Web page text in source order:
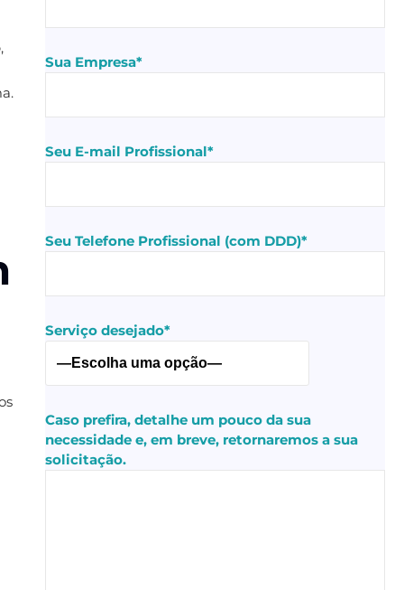
Sua Empresa*
Seu E-mail Profissional*
Seu Telefone Profissional (com DDD)*
Serviço desejado*
Caso prefira, detalhe um pouco da sua
necessidade e, em breve, retornaremos a sua
solicitação.